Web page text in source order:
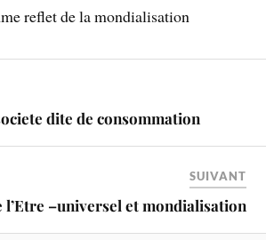
reflet de la mondialisation
dite de consommation
SUIVANT
l’Etre –universel et mondialisation